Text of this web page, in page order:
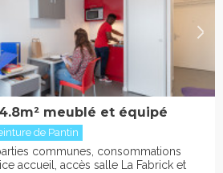
meublé et équipé
de Pantin
communes, consommations
accueil, accès salle La Fabrick et